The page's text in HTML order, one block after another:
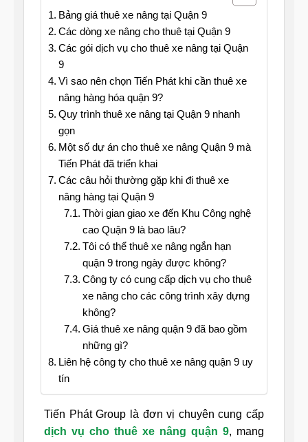
Bảng giá thuê xe nâng tại Quận 9
Các dòng xe nâng cho thuê tại Quận 9
Các gói dịch vụ cho thuê xe nâng tại Quận
9
Vì sao nên chọn Tiến Phát khi cần thuê xe
nâng hàng hóa quận 9?
Quy trình thuê xe nâng tại Quận 9 nhanh
gọn
Một số dự án cho thuê xe nâng Quận 9 mà
Tiến Phát đã triển khai
Các câu hỏi thường gặp khi đi thuê xe
nâng hàng tại Quận 9
Thời gian giao xe đến Khu Công nghệ
cao Quận 9 là bao lâu?
Tôi có thể thuê xe nâng ngắn hạn
quận 9 trong ngày được không?
Công ty có cung cấp dịch vụ cho thuê
xe nâng cho các công trình xây dựng
không?
Giá thuê xe nâng quận 9 đã bao gồm
những gì?
Liên hệ công ty cho thuê xe nâng quận 9 uy
tín
Tiến Phát Group là đơn vị chuyên cung cấp
dịch vụ cho thuê xe nâng quận 9, mang